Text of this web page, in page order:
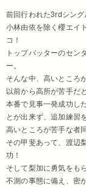
前回行われた3rdシング
小林由依を除く櫻エイ
コ！
トップバッターのセン
ー。
そんな中、高いところ
以前から高所が苦手だ
本番で見事一発成功し
とが出来ず、追加練習
高いところが苦手な者
その甲斐あって、渡辺
功！
そして梨加に勇気をも
不測の事態に備え、密